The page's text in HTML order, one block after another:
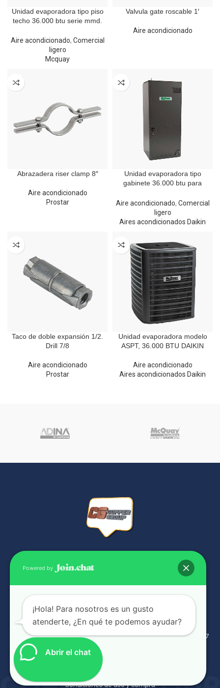
Unidad evaporadora tipo piso
techo 36.000 btu serie mmd.
Aire acondicionado, Comercial
ligero
Mcquay
Valvula gate roscable 1′
Aire acondicionado
Abrazadera riser clamp 8″
Aire acondicionado
Prostar
Unidad evaporadora tipo
gabinete 36.000 btu para
Aire acondicionado, Comercial
ligero
Aires acondicionados Daikin
Taco de doble expansión 1/2.
Drill 7/8
Aire acondicionado
Prostar
Unidad evaporadora modelo
ASPT, 36.000 BTU DAIKIN
Aire acondicionado
Aires acondicionados Daikin
Complejo industrial Panamá Viejo Bussiness Center Galera g-17
3406363 / 3406464 / 3817815
coord.ventas@coppergrouppanama.com
Condiciones de uso y compra
Abrir el chat
Powered by
¡Hola! Para nosotros es un gusto
atenderte, ¿En qué te podemos ayudar?